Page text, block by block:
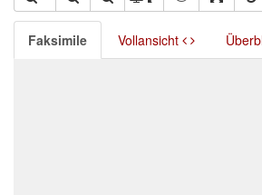
Faksimile Vollansicht